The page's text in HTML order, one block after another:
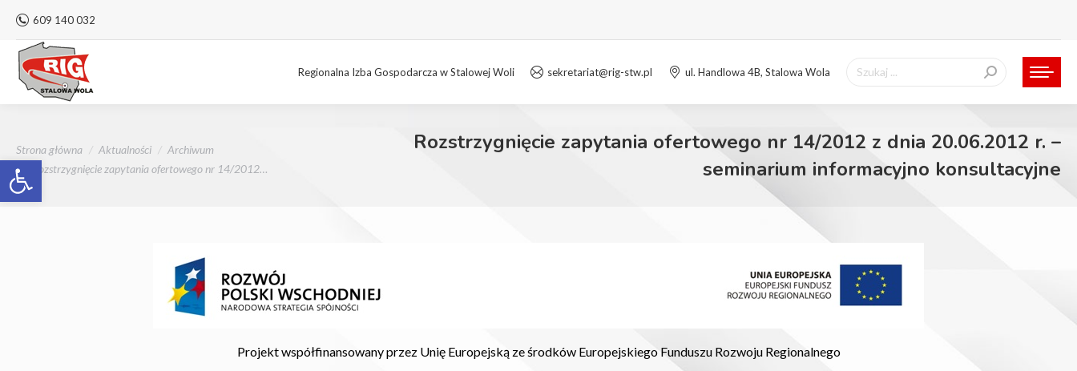
Otwórz pasek narzędzi
609 140 032
Regionalna Izba Gospodarcza w Stalowej Woli sekretariat@rig-stw.pl ul. Handlowa 4B, Stalowa Wola Szukaj:
Jesteś tutaj:
Strona główna Aktualności
Archiwum
Rozstrzygnięcie zapytania ofertowego nr 14/2012…
Rozstrzygnięcie zapytania ofertowego nr 14/2012 z dnia 20.06.2012 r. –
seminarium informacyjno konsultacyjne
Projekt współfinansowany przez Unię Europejską ze środków Europejskiego Funduszu Rozwoju Regionalnego